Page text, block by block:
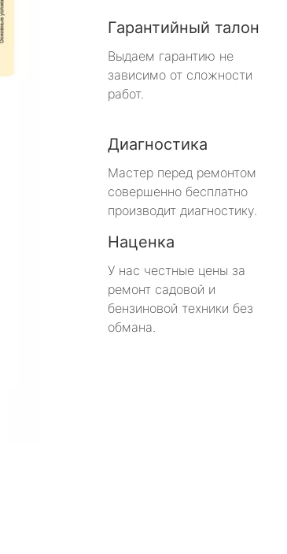
Гарантийный талон
Выдаем гарантию не
зависимо от сложности
работ.
Диагностика
Мастер перед ремонтом
совершенно бесплатно
производит диагностику.
Наценка
У нас честные цены за
ремонт садовой и
бензиновой техники без
обмана.